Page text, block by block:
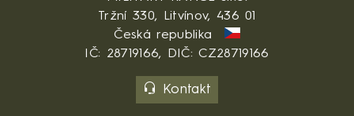
Tržní 330, Litvínov, 436 01
Česká republika
IČ: 28719166, DIČ: CZ28719166
Kontakt